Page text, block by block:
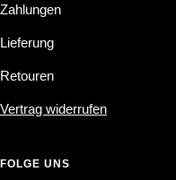
Zahlungen
Lieferung
Retouren
Vertrag widerrufen
FOLGE UNS